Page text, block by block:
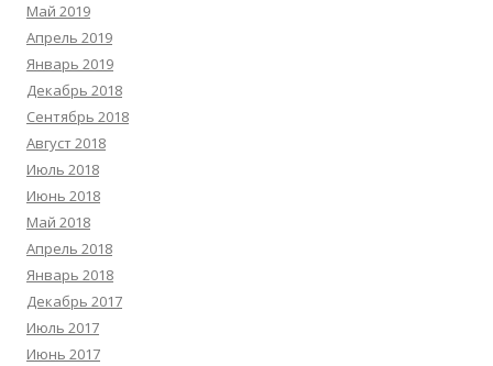
Май 2019
Апрель 2019
Январь 2019
Декабрь 2018
Сентябрь 2018
Август 2018
Июль 2018
Июнь 2018
Май 2018
Апрель 2018
Январь 2018
Декабрь 2017
Июль 2017
Июнь 2017